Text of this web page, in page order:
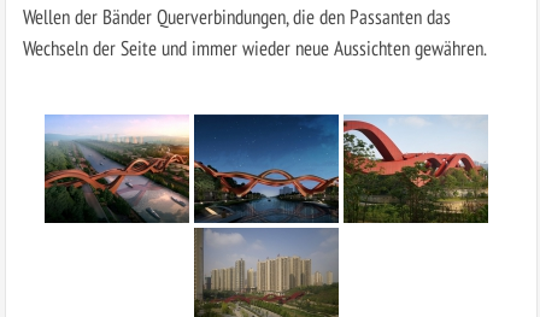
Wellen der Bänder Querverbindungen, die den Passanten das
Wechseln der Seite und immer wieder neue Aussichten gewähren.